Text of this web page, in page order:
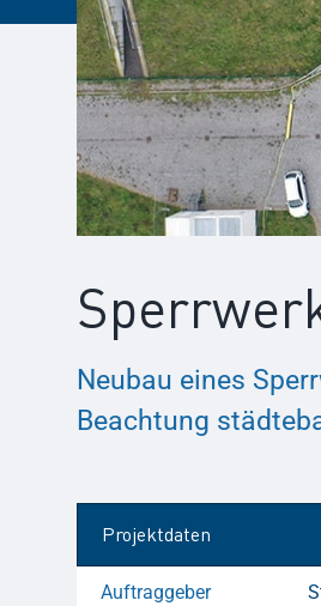
Neubau eines
Beachtung
Projektdaten
Auftraggeber